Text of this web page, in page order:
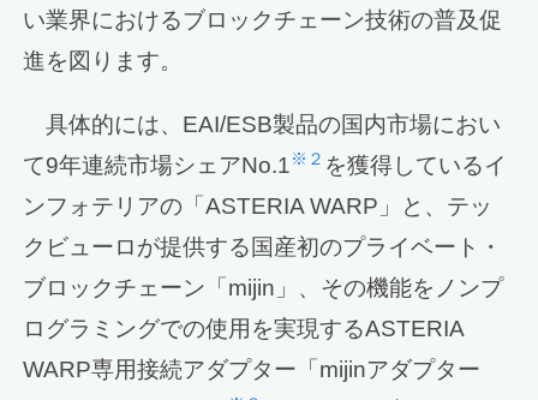
い業界におけるブロックチェーン技術の普及促
進を図ります。
具体的には、EAI/ESB製品の国内市場におい
て9年連続市場シェアNo.1※２ を獲得しているイ
ンフォテリアの「ASTERIA WARP」と、テッ
クビューロが提供する国産初のプライベート・
ブロックチェーン「mijin」、その機能をノンプ
ログラミングでの使用を実現するASTERIA
WARP専用接続アダプター「mijinアダプター